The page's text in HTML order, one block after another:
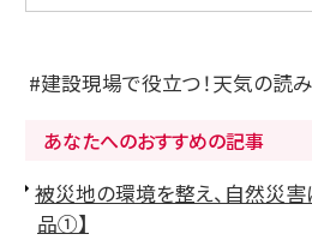
建設現場で役立つ！天気の読
あなたへのおすすめの記事
被災地の環境を整え、自然災害
品①】